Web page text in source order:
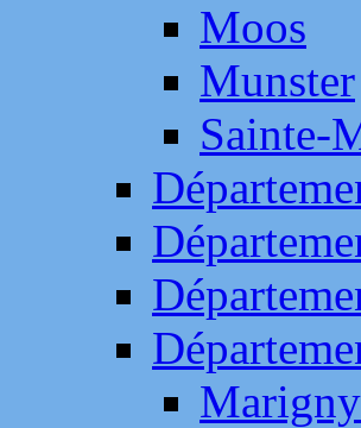
Moos
Munster
Sainte-